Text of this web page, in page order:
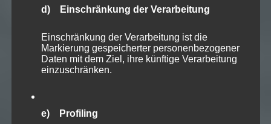
d) Einschränkung der Verarbeitung
Einschränkung der Verarbeitung ist die
Markierung gespeicherter personenbezogener
Daten mit dem Ziel, ihre künftige Verarbeitung
einzuschränken.
e) Profiling